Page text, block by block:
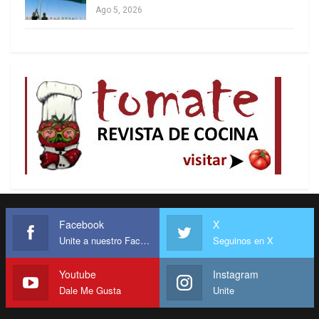
se desborda, el Perú se encamina hacia una
*Columnista de Otra Mirada
Ago 5, 2026
Facebook
Unite a nuestro Facebook
X
Seguinos en X
Youtube
Dale Me Gusta
Instagram
Unite